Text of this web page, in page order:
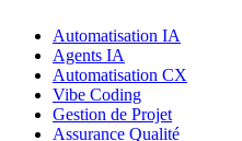
Automatisation IA
Agents IA
Automatisation CX
Vibe Coding
Gestion de Projet
Assurance Qualité